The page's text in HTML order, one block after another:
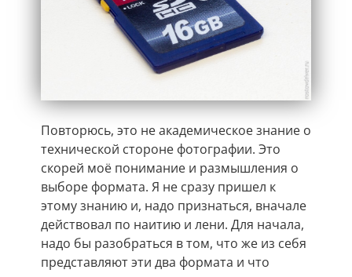
Повторюсь, это не академическое знание о
технической стороне фотографии. Это
скорей моё понимание и размышления о
выборе формата. Я не сразу пришел к
этому знанию и, надо признаться, вначале
действовал по наитию и лени. Для начала,
надо бы разобраться в том, что же из себя
представляют эти два формата и что